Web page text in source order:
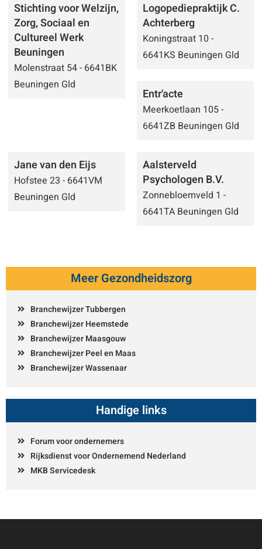
Stichting voor Welzijn,
Zorg, Sociaal en
Cultureel Werk
Beuningen
Molenstraat 54 - 6641BK
Beuningen Gld
Logopediepraktijk C.
Achterberg
Koningstraat 10 -
6641KS Beuningen Gld
Entr'acte
Meerkoetlaan 105 -
6641ZB Beuningen Gld
Jane van den Eijs
Hofstee 23 - 6641VM
Beuningen Gld
Aalsterveld
Psychologen B.V.
Zonnebloemveld 1 -
6641TA Beuningen Gld
Meer Gezondheidszorg
Branchewijzer Tubbergen
Branchewijzer Heemstede
Branchewijzer Maasgouw
Branchewijzer Peel en Maas
Branchewijzer Wassenaar
Handige links
Forum voor ondernemers
Rijksdienst voor Ondernemend Nederland
MKB Servicedesk